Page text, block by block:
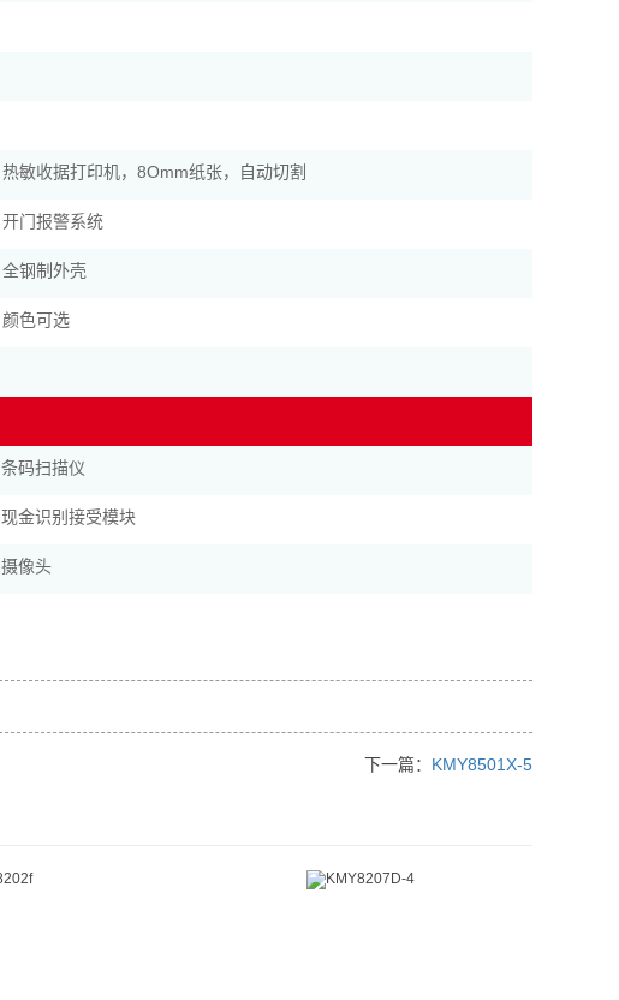
热敏收据打印机，8Omm纸张，自动切割
开门报警系统
全钢制外壳
颜色可选
条码扫描仪
现金识别接受模块
摄像头
下一篇： KMY8501X-5